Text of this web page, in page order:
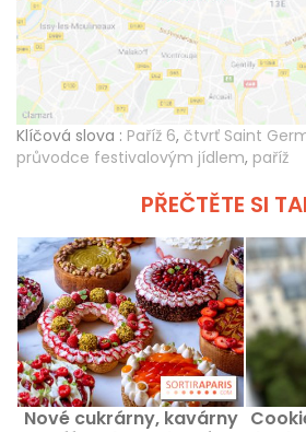
Klíčová slova : Paříž 6, čtvrť Saint
průvodce festivalovým jídlem, paříž
PŘEČTĚTE SI
Nové cukrárny, kavárny